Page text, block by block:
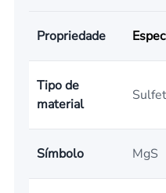
Propriedade
Tipo de
material
Símbolo MgS